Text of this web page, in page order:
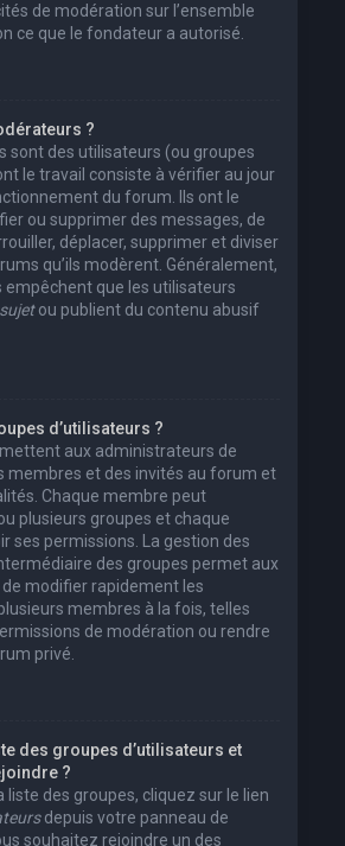
de modération sur l’ensemble
ce que le fondateur a autorisé.
?
sont des utilisateurs (ou groupes
le travail consiste à vérifier au jour
du forum. Ils ont le
ou supprimer des messages, de
déplacer, supprimer et diviser
qu’ils modèrent. Généralement,
empêchent que les utilisateurs
ou publient du contenu abusif
d’utilisateurs ?
aux administrateurs de
membres et des invités au forum et
Chaque membre peut
plusieurs groupes et chaque
ses permissions. La gestion des
des groupes permet aux
modifier rapidement les
membres à la fois, telles
de modération ou rendre
privé.
des groupes d’utilisateurs et
?
liste des groupes, cliquez sur le lien
depuis votre panneau de
souhaitez rejoindre un des